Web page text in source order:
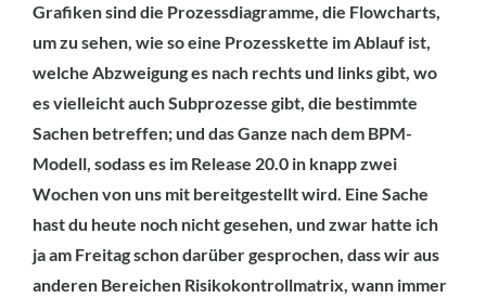
Grafiken sind die Prozessdiagramme, die Flowcharts,
um zu sehen, wie so eine Prozesskette im Ablauf ist,
welche Abzweigung es nach rechts und links gibt, wo
es vielleicht auch Subprozesse gibt, die bestimmte
Sachen betreffen; und das Ganze nach dem BPM-
Modell, sodass es im Release 20.0 in knapp zwei
Wochen von uns mit bereitgestellt wird. Eine Sache
hast du heute noch nicht gesehen, und zwar hatte ich
ja am Freitag schon darüber gesprochen, dass wir aus
anderen Bereichen Risikokontrollmatrix, wann immer